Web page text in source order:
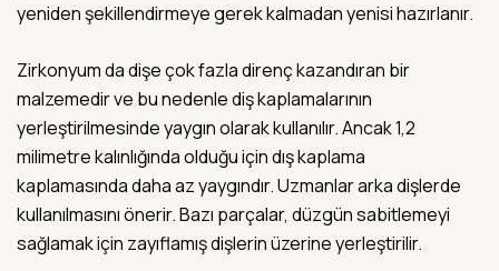
yeniden şekillendirmeye gerek kalmadan yenisi hazırlanır.
Zirkonyum da dişe çok fazla direnç kazandıran bir
malzemedir ve bu nedenle diş kaplamalarının
yerleştirilmesinde yaygın olarak kullanılır. Ancak 1,2
milimetre kalınlığında olduğu için dış kaplama
kaplamasında daha az yaygındır. Uzmanlar arka dişlerde
kullanılmasını önerir. Bazı parçalar, düzgün sabitlemeyi
sağlamak için zayıflamış dişlerin üzerine yerleştirilir.